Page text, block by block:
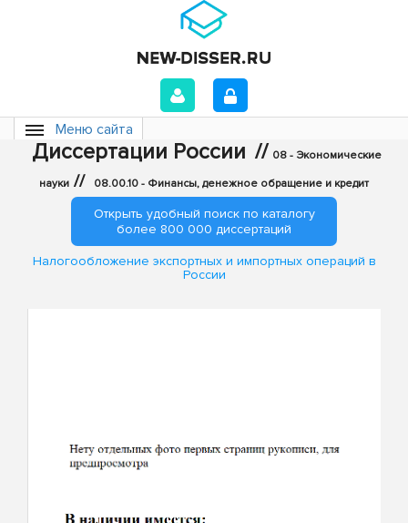
Меню сайта
Диссертации России // 08 - Экономические
науки // 08.00.10 - Финансы, денежное обращение и кредит
Открыть удобный поиск по каталогу
более 800 000 диссертаций
Налогообложение экспортных и импортных операций в
России